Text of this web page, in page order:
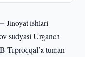
—Jinoyat ishlari
sudyasi Urganch
Tuproqqalʼa tuman